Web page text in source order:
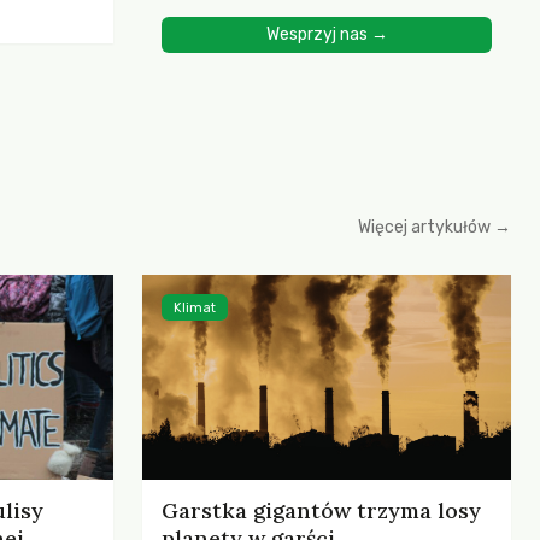
Wesprzyj nas →
Więcej artykułów →
Garstka gigantów trzyma losy
Klimat